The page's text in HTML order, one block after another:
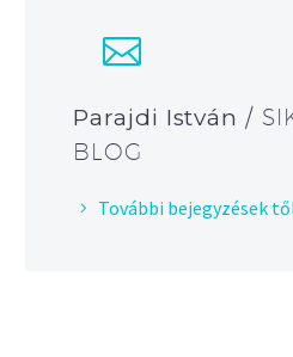
Parajdi István/
BLOG
További bejegyzések